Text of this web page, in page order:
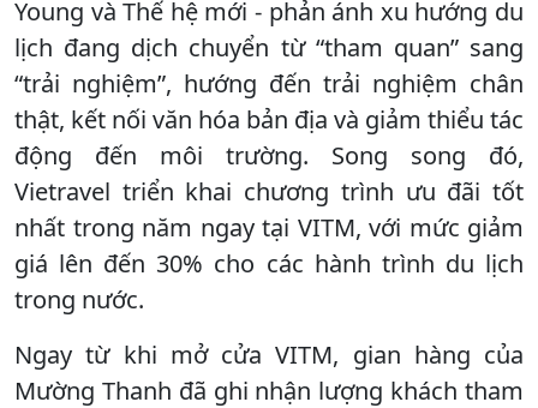
Young và Thế hệ mới - phản ánh xu hướng du
lịch đang dịch chuyển từ “tham quan” sang
“trải nghiệm”, hướng đến trải nghiệm chân
thật, kết nối văn hóa bản địa và giảm thiểu tác
động đến môi trường. Song song đó,
Vietravel triển khai chương trình ưu đãi tốt
nhất trong năm ngay tại VITM, với mức giảm
giá lên đến 30% cho các hành trình du lịch
trong nước.
Ngay từ khi mở cửa VITM, gian hàng của
Mường Thanh đã ghi nhận lượng khách tham